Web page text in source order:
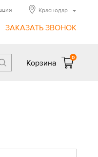
ЗАКАЗАТЬ ЗВОНОК
Краснодар
Корзина
0